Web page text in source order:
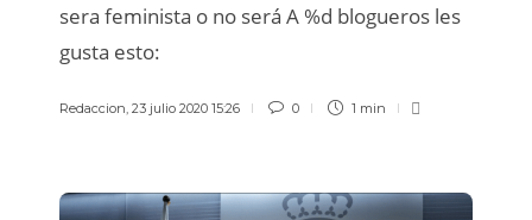
sera feminista o no será A %d blogueros les
gusta esto:
Redaccion 23 julio 2020 15:26 0 1 min